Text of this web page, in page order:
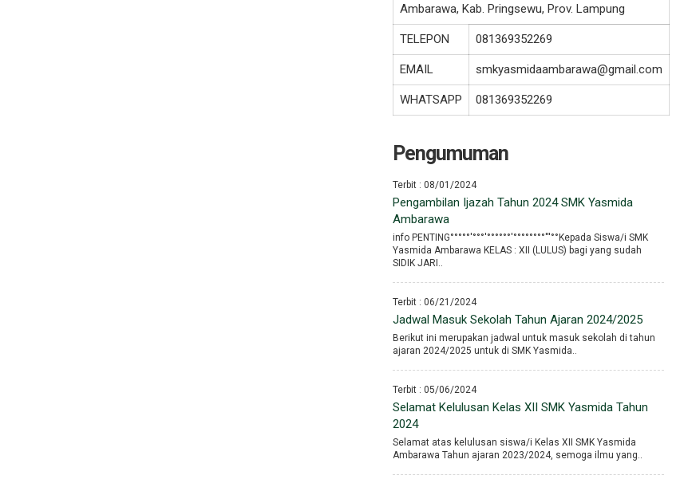
Ambarawa, Kab. Pringsewu, Prov. Lampung
TELEPON 081369352269
EMAIL smkyasmidaambarawa@gmail.com
WHATSAPP 081369352269
Pengumuman
Terbit : 08/01/2024
Pengambilan Ijazah Tahun 2024 SMK Yasmida
Ambarawa
info PENTING°°°°°′°°°′°°°°°°′°°°°°°°°′′′°°Kepada Siswa/i SMK
Yasmida Ambarawa KELAS : XII (LULUS) bagi yang sudah
SIDIK JARI..
Terbit : 06/21/2024
Jadwal Masuk Sekolah Tahun Ajaran 2024/2025
Berikut ini merupakan jadwal untuk masuk sekolah di tahun
ajaran 2024/2025 untuk di SMK Yasmida..
Terbit : 05/06/2024
Selamat Kelulusan Kelas XII SMK Yasmida Tahun
2024
Selamat atas kelulusan siswa/i Kelas XII SMK Yasmida
Ambarawa Tahun ajaran 2023/2024, semoga ilmu yang..